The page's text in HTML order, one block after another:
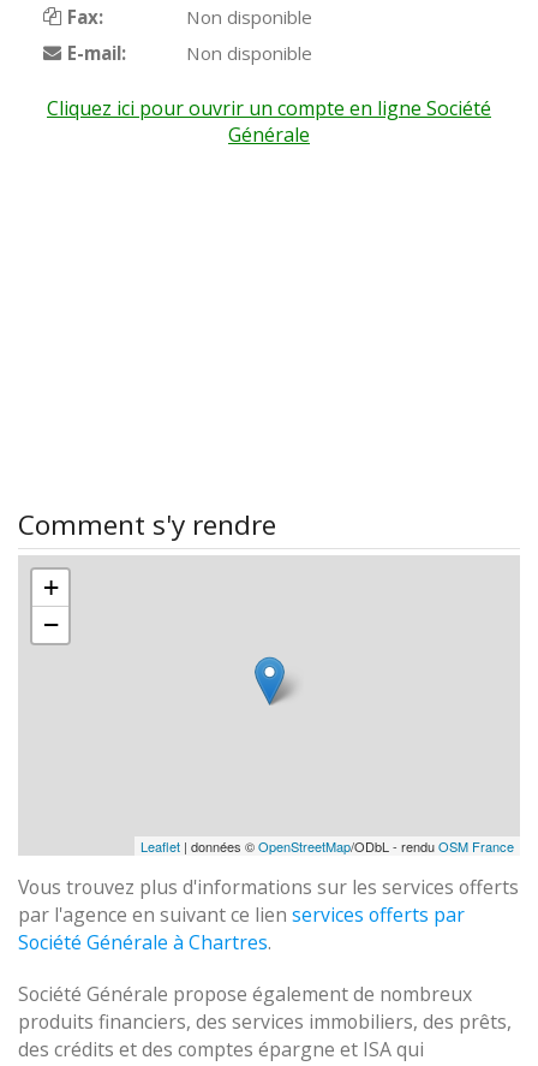
Fax:
Non disponible
E-mail:
Non disponible
Cliquez ici pour ouvrir un compte en ligne Société
Générale
Comment s'y rendre
+
−
Leaflet | données ©OpenStreetMap/ODbL - renduOSM France
Vous trouvez plus d'informations sur les services offerts
par l'agence en suivant ce lien services offerts par
Société Générale à Chartres.
Société Générale propose également de nombreux
produits financiers, des services immobiliers, des prêts,
des crédits et des comptes épargne et ISA qui